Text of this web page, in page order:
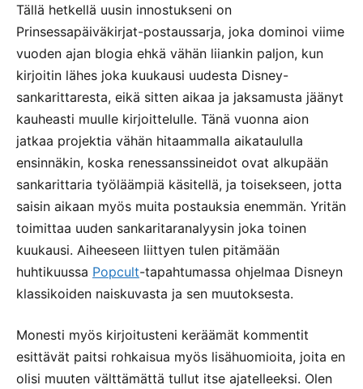
Tällä hetkellä uusin innostukseni on
Prinsessapäiväkirjat-postaussarja, joka dominoi viime
vuoden ajan blogia ehkä vähän liiankin paljon, kun
kirjoitin lähes joka kuukausi uudesta Disney-
sankarittaresta, eikä sitten aikaa ja jaksamusta jäänyt
kauheasti muulle kirjoittelulle. Tänä vuonna aion
jatkaa projektia vähän hitaammalla aikataululla
ensinnäkin, koska renessanssineidot ovat alkupään
sankarittaria työläämpiä käsitellä, ja toisekseen, jotta
saisin aikaan myös muita postauksia enemmän. Yritän
toimittaa uuden sankaritaranalyysin joka toinen
kuukausi. Aiheeseen liittyen tulen pitämään
huhtikuussa Popcult-tapahtumassa ohjelmaa Disneyn
klassikoiden naiskuvasta ja sen muutoksesta.
Monesti myös kirjoitusteni keräämät kommentit
esittävät paitsi rohkaisua myös lisähuomioita, joita en
olisi muuten välttämättä tullut itse ajatelleeksi. Olen